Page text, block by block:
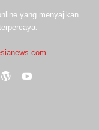
yang menyajikan